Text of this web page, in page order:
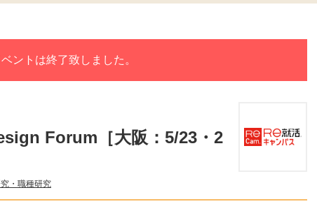
ントは終了致しました。
Forum［大阪：5/23・2
・職種研究